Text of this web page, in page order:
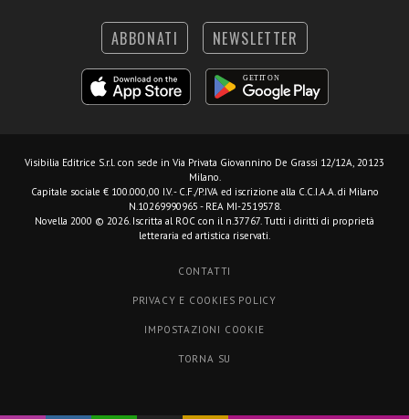
ABBONATI NEWSLETTER
Visibilia Editrice S.r.l. con sede in Via Privata Giovannino De Grassi 12/12A, 20123
Milano.
Capitale sociale € 100.000,00 I.V. - C.F./P.IVA ed iscrizione alla C.C.I.A.A. di Milano
N.10269990965 - REA MI-2519578.
Novella 2000 © 2026. Iscritta al ROC con il n.37767. Tutti i diritti di proprietà
letteraria ed artistica riservati.
CONTATTI
PRIVACY E COOKIES POLICY
IMPOSTAZIONI COOKIE
TORNA SU